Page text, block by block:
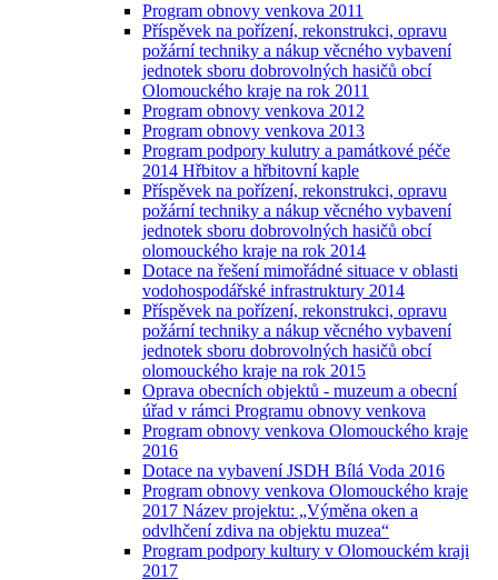
Program obnovy venkova 2011
Příspěvek na pořízení, rekonstrukci, opravu
požární techniky a nákup věcného vybavení
jednotek sboru dobrovolných hasičů obcí
Olomouckého kraje na rok 2011
Program obnovy venkova 2012
Program obnovy venkova 2013
Program podpory kulutry a památkové péče
2014 Hřbitov a hřbitovní kaple
Příspěvek na pořízení, rekonstrukci, opravu
požární techniky a nákup věcného vybavení
jednotek sboru dobrovolných hasičů obcí
olomouckého kraje na rok 2014
Dotace na řešení mimořádné situace v oblasti
vodohospodářské infrastruktury 2014
Příspěvek na pořízení, rekonstrukci, opravu
požární techniky a nákup věcného vybavení
jednotek sboru dobrovolných hasičů obcí
olomouckého kraje na rok 2015
Oprava obecních objektů - muzeum a obecní
úřad v rámci Programu obnovy venkova
Program obnovy venkova Olomouckého kraje
2016
Dotace na vybavení JSDH Bílá Voda 2016
Program obnovy venkova Olomouckého kraje
2017 Název projektu: „Výměna oken a
odvlhčení zdiva na objektu muzea“
Program podpory kultury v Olomouckém kraji
2017